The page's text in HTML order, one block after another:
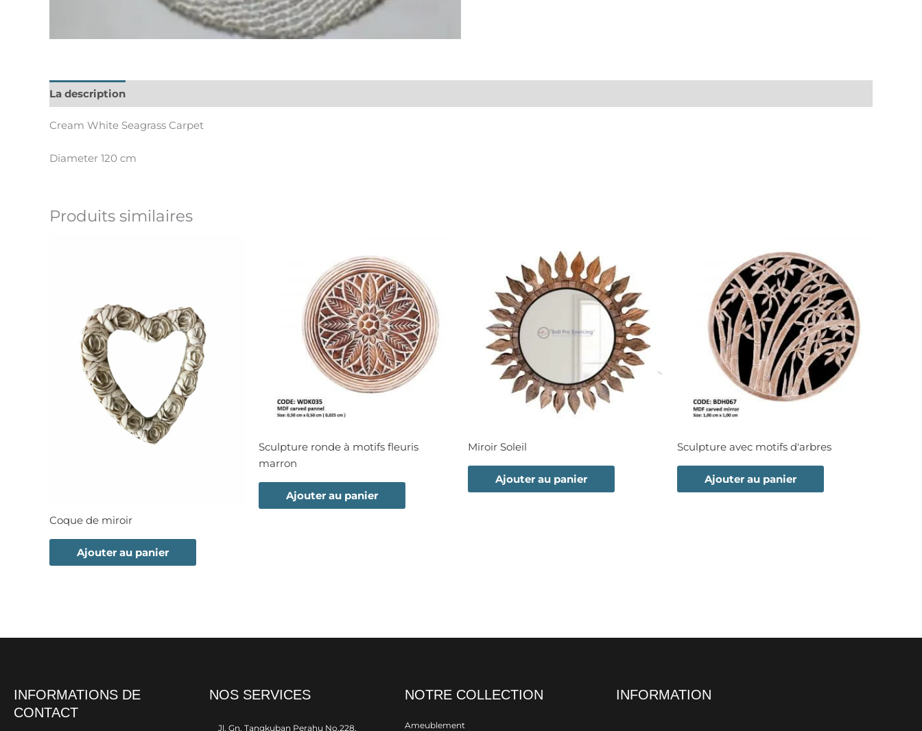
La description
Cream White Seagrass Carpet
Diameter 120 cm
Produits similaires
Coque de miroir
Ajouter au panier
Sculpture ronde à motifs fleuris
marron
Ajouter au panier
Miroir Soleil
Ajouter au panier
Sculpture avec motifs d'arbres
Ajouter au panier
INFORMATIONS DE
CONTACT
NOS SERVICES
Jl. Gn. Tangkuban Perahu No.228,
NOTRE COLLECTION
Ameublement
INFORMATION